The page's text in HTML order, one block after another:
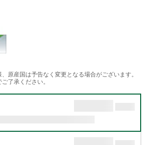
原産国は予告なく変更となる場合がございます。
了承ください。